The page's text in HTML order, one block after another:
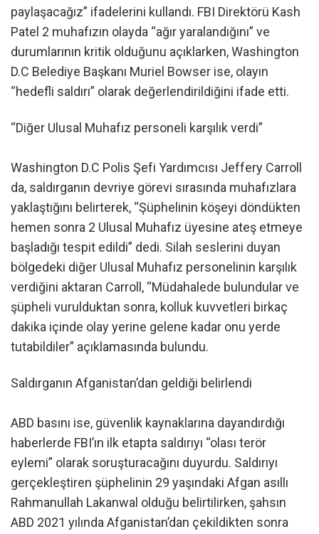
paylaşacağız” ifadelerini kullandı. FBI Direktörü Kash
Patel 2 muhafızın olayda “ağır yaralandığını” ve
durumlarının kritik olduğunu açıklarken, Washington
D.C Belediye Başkanı Muriel Bowser ise, olayın
“hedefli saldırı” olarak değerlendirildiğini ifade etti.
“Diğer Ulusal Muhafız personeli karşılık verdi”
Washington D.C Polis Şefi Yardımcısı Jeffery Carroll
da, saldırganın devriye görevi sırasında muhafızlara
yaklaştığını belirterek, “Şüphelinin köşeyi döndükten
hemen sonra 2 Ulusal Muhafız üyesine ateş etmeye
başladığı tespit edildi” dedi. Silah seslerini duyan
bölgedeki diğer Ulusal Muhafız personelinin karşılık
verdiğini aktaran Carroll, “Müdahalede bulundular ve
şüpheli vurulduktan sonra, kolluk kuvvetleri birkaç
dakika içinde olay yerine gelene kadar onu yerde
tutabildiler” açıklamasında bulundu.
Saldırganın Afganistan’dan geldiği belirlendi
ABD basını ise, güvenlik kaynaklarına dayandırdığı
haberlerde FBI’ın ilk etapta saldırıyı “olası terör
eylemi” olarak soruşturacağını duyurdu. Saldırıyı
gerçekleştiren şüphelinin 29 yaşındaki Afgan asıllı
Rahmanullah Lakanwal olduğu belirtilirken, şahsın
ABD 2021 yılında Afganistan’dan çekildikten sonra